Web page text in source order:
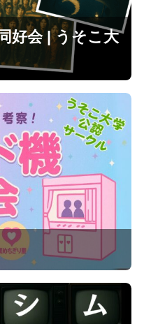
好会 | うそこ大